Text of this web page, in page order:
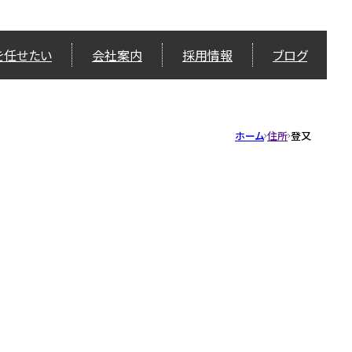
せたい 会社案内 採用情報 ブログ
ホーム 住所 登又